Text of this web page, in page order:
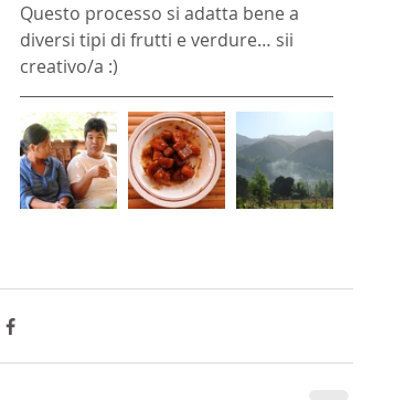
Questo processo si adatta bene a
diversi tipi di frutti e verdure… sii
creativo/a :)